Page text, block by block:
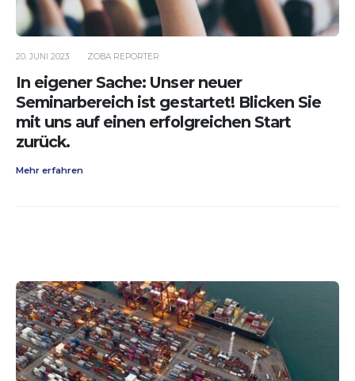
20. JUNI 2023 ZOBA REPORTER
In eigener Sache: Unser neuer
Seminarbereich ist gestartet! Blicken Sie
mit uns auf einen erfolgreichen Start
zurück.
Mehr erfahren